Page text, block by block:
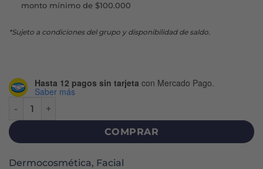
monto mínimo de $100.000
*Sujeto a condiciones del grupo y disponibilidad de saldo.
Hasta 12 pagos sin tarjeta con Mercado Pago.
Saber más
COMPRAR
Dermocosmética, Facial